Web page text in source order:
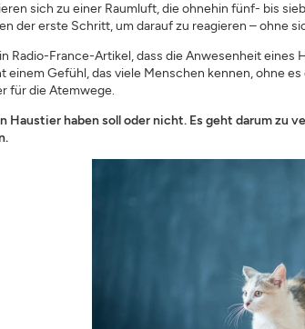
sich zu einer Raumluft, die ohnehin fünf- bis
der erste Schritt, um darauf zu reagieren – ohne
Radio-France-Artikel, dass die Anwesenheit
Gefühl, das viele Menschen kennen, ohne
für die Atemwege.
Haustier haben soll oder nicht. Es geht darum